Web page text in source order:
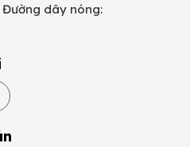
dây nóng: